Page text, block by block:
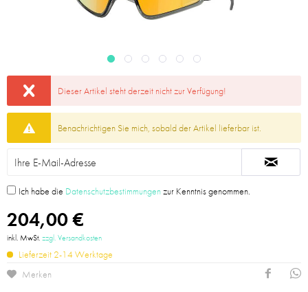
Dieser Artikel steht derzeit nicht zur Verfügung!
Benachrichtigen Sie mich, sobald der Artikel lieferbar ist.
Ich habe die Datenschutzbestimmungenzur Kenntnis genommen.
204,00 €
inkl. MwSt.zzgl. Versandkosten
Lieferzeit 2-14 Werktage
Merken